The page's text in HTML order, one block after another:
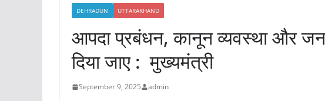
DEHRADUN UTTARAKHAND
आपदा प्रबंधन, कानून व्यवस्था और
दिया जाए : मुख्यमंत्री
September 9, 2025 admin